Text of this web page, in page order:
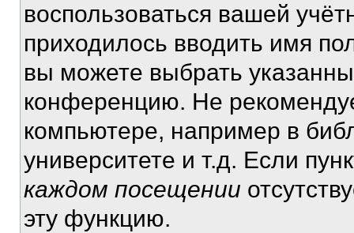
воспользоваться вашей
приходилось вводить имя
вы можете выбрать
конференцию. Не
компьютере, например в
университете и т.д. Если
каждом посещении
эту функцию.